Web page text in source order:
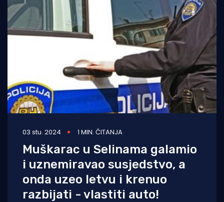
03 stu. 2024 1 MIN. ČITANJA
Muškarac u Selinama galamio
i uznemiravao susjedstvo, a
onda uzeo letvu i krenuo
razbijati - vlastiti auto!